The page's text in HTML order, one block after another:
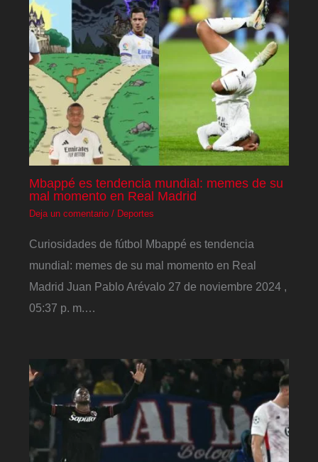
Mbappé es tendencia mundial: memes de su
mal momento en Real Madrid
Deja un comentario / Deportes
Curiosidades de fútbol Mbappé es tendencia
mundial: memes de su mal momento en Real
Madrid Juan Pablo Arévalo 27 de noviembre 2024 ,
05:37 p. m.…